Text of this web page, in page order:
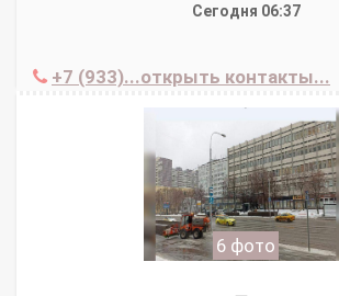
Сегодня 06:37
+7 (933)...открыть контакты...
6 фото